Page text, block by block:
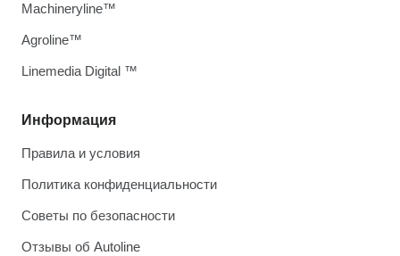
Информация
Правила и условия
Политика конфиденциальности
Советы по безопасности
Отзывы об Autoline
Machineryline™
Agroline™
Linemedia Digital ™